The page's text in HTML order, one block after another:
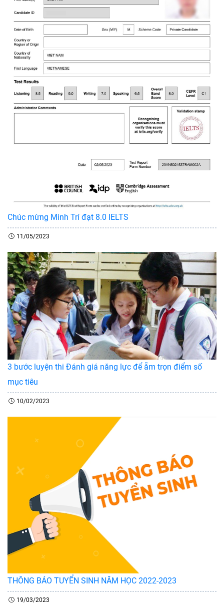
Chúc mừng Minh Trí đạt 8.0 IELTS
11/05/2023
3 bước luyện thi Đánh giá năng lực để ẵm trọn điểm số
mục tiêu
10/02/2023
THÔNG BÁO TUYỂN SINH NĂM HỌC 2022-2023
19/03/2023